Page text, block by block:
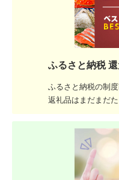
ふるさと納税
ふるさと納税の制
返礼品はまだまだ